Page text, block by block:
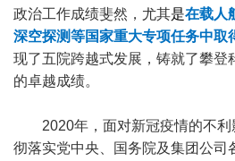
政治工作成绩斐然，尤其是在载人
深空探测等国家重大专项任务中取
现了五院跨越式发展，铸就了攀登
的卓越成绩。
2020年，面对新冠疫情的不
彻落实党中央、国务院及集团公司